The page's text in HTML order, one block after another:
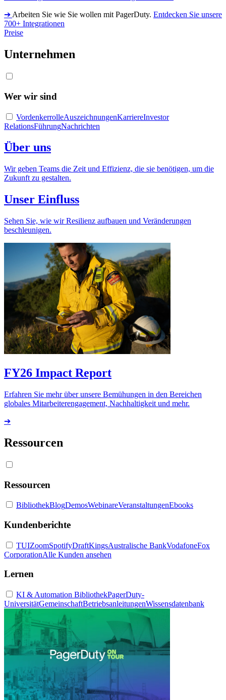
➔ Arbeiten Sie wie Sie wollen mit PagerDuty. Entdecken Sie unsere
700+ Integrationen
Preise
Unternehmen
Wer wir sind
VordenkerrolleAuszeichnungenKarriereInvestor
RelationsFührungNachrichten
Über uns
Wir geben Teams die Zeit und Effizienz, die sie benötigen, um die
Zukunft zu gestalten.
Unser Einfluss
Sehen Sie, wie wir Resilienz aufbauen und Veränderungen
beschleunigen.
FY26 Impact Report
Erfahren Sie mehr über unsere Bemühungen in den Bereichen
globales Mitarbeiterengagement, Nachhaltigkeit und mehr.
➔
Ressourcen
Ressourcen
BibliothekBlogDemosWebinareVeranstaltungenEbooks
Kundenberichte
TUIZoomSpotifyDraftKingsAustralische BankVodafoneFox
CorporationAlle Kunden ansehen
Lernen
KI & Automation BibliothekPagerDuty-
UniversitätGemeinschaftBetriebsanleitungenWissensdatenbank